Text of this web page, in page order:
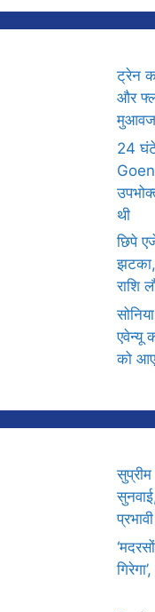
ट्रेन
और
24 घंटे
थी
छिपे
झटका,
राशि
एवेन्यू
को